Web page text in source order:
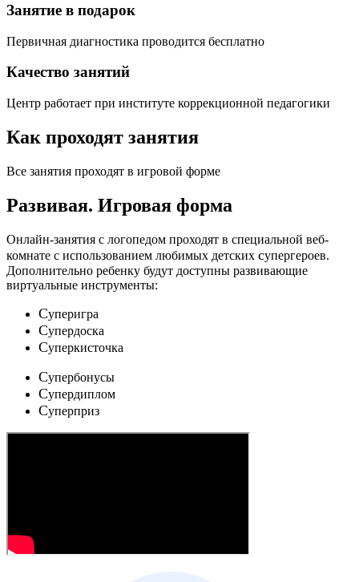
Занятие в подарок
Первичная диагностика проводится бесплатно
Качество занятий
Центр работает при институте коррекционной педагогики
Как проходят занятия
Все занятия проходят в игровой форме
Развивая. Игровая форма
Онлайн-занятия с логопедом проходят в специальной веб-
комнате с использованием любимых детских cупергероев.
Дополнительно ребенку будут доступны развивающие
виртуальные инструменты:
Cуперигра
Cупердоска
Cуперкисточка
Cупербонусы
Cупердиплом
Cуперприз